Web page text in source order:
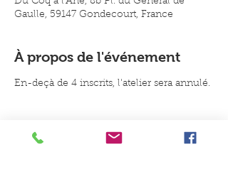
Gaulle, 59147 Gondecourt, France
À propos de l'événement
En-deçà de 4 inscrits, l'atelier sera annulé.